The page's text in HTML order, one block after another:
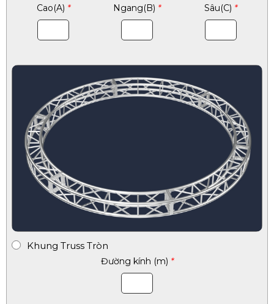
Cao(A) * Ngang(B) * Sâu(C) *
Khung Truss Tròn
Đường kính (m) *